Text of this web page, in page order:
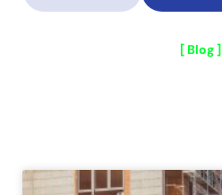
[ Blog ]